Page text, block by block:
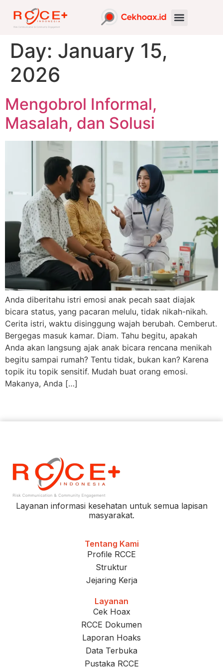
Day: January 15,
2026
Mengobrol Informal,
Masalah, dan Solusi
Anda diberitahu istri emosi anak pecah saat diajak
bicara status, yang pacaran melulu, tidak nikah-nikah.
Cerita istri, waktu disinggung wajah berubah. Cemberut.
Bergegas masuk kamar. Diam. Tahu begitu, apakah
Anda akan langsung ajak anak bicara rencana menikah
begitu sampai rumah? Tentu tidak, bukan kan? Karena
topik itu topik sensitif. Mudah buat orang emosi.
Makanya, Anda […]
Layanan informasi kesehatan untuk semua lapisan
masyarakat.
Tentang Kami
Profile RCCE
Struktur
Jejaring Kerja
Layanan
Cek Hoax
RCCE Dokumen
Laporan Hoaks
Data Terbuka
Pustaka RCCE